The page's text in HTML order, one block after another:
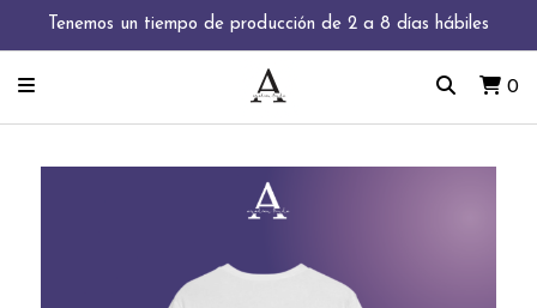
Tenemos un tiempo de producción de 2 a 8 días hábiles
0